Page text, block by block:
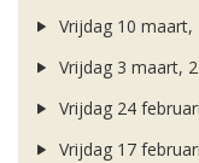
Vrijdag 10 maart,
Vrijdag 3 maart,
Vrijdag 24
Vrijdag 17